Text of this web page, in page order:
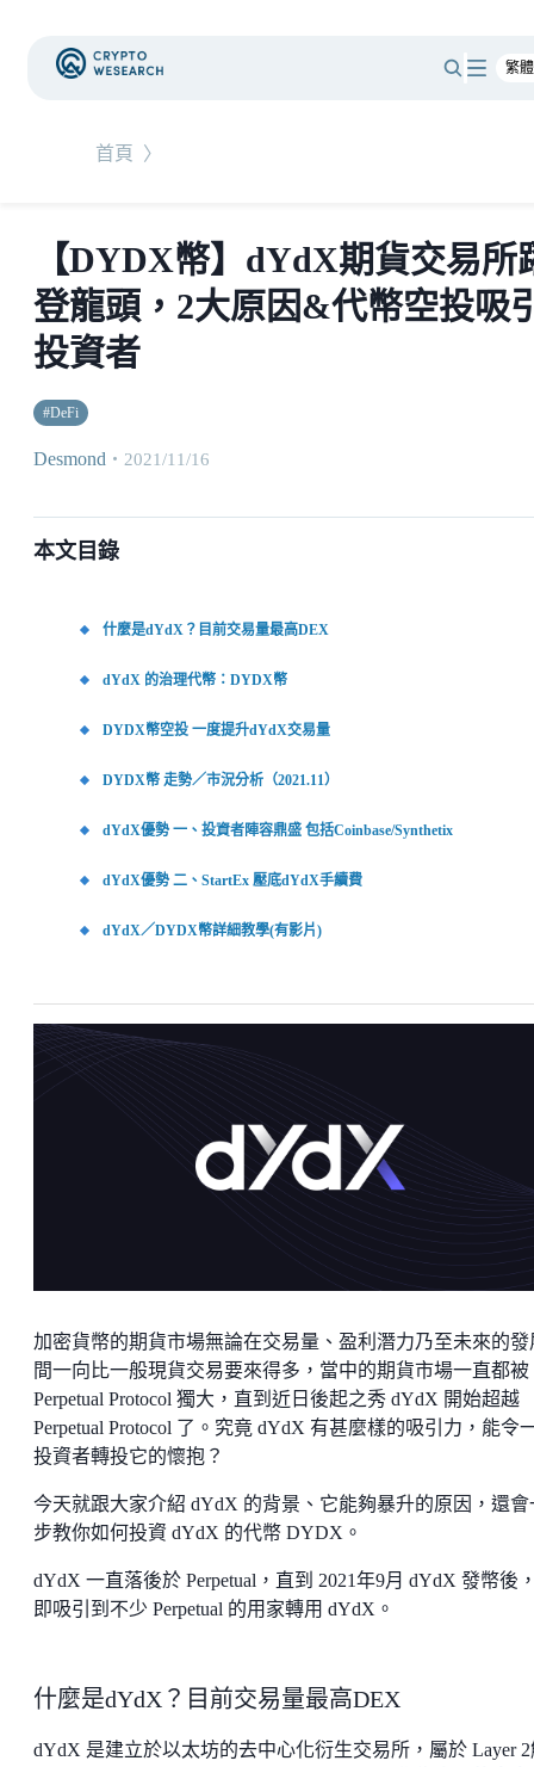
首頁 〉
【DYDX幣】dYdX期貨交易所
登龍頭，2大原因&代幣空投吸
投資者
#DeFi
Desmond ・ 2021/11/16
本文目錄
什麼是dYdX？目前交易量最高DEX
dYdX 的治理代幣：DYDX幣
DYDX幣空投 一度提升dYdX交易量
DYDX幣 走勢／市況分析（2021.11）
dYdX優勢 一、投資者陣容鼎盛 包括Coinbase/Synthetix
dYdX優勢 二、StartEx 壓底dYdX手續費
dYdX／DYDX幣詳細教學(有影片)
加密貨幣的期貨市場無論在交易量、盈利潛力乃至未來的發
間一向比一般現貨交易要來得多，當中的期貨市場一直都被
Perpetual Protocol 獨大，直到近日後起之秀 dYdX 開始超越
Perpetual Protocol 了。究竟 dYdX 有甚麼樣的吸引力，能令
投資者轉投它的懷抱？
今天就跟大家介紹 dYdX 的背景、它能夠暴升的原因，還會
步教你如何投資 dYdX 的代幣 DYDX。
dYdX 一直落後於 Perpetual，直到 2021年9月 dYdX 發幣後
即吸引到不少 Perpetual 的用家轉用 dYdX。
什麼是dYdX？目前交易量最高DEX
dYdX 是建立於以太坊的去中心化衍生交易所，屬於 Layer 2